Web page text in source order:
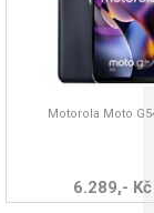
Motorola Moto
6.289,- Kč